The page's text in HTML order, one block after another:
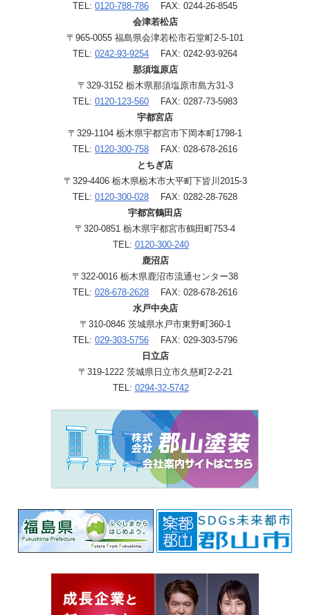
TEL: 0120-788-786 FAX: 0244-26-8545
会津若松店
〒965-0055 福島県会津若松市石堂町2-5-101
TEL: 0242-93-9254 FAX: 0242-93-9264
那須塩原店
〒329-3152 栃木県那須塩原市島方31-3
TEL: 0120-123-560 FAX: 0287-73-5983
宇都宮店
〒329-1104 栃木県宇都宮市下岡本町1798-1
TEL: 0120-300-758 FAX: 028-678-2616
とちぎ店
〒329-4406 栃木県栃木市大平町下皆川2015-3
TEL: 0120-300-028 FAX: 0282-28-7628
宇都宮鶴田店
〒320-0851 栃木県宇都宮市鶴田町753-4
TEL: 0120-300-240
鹿沼店
〒322-0016 栃木県鹿沼市流通センター38
TEL: 028-678-2628 FAX: 028-678-2616
水戸中央店
〒310-0846 茨城県水戸市東野町360-1
TEL: 029-303-5756 FAX: 029-303-5796
日立店
〒319-1222 茨城県日立市久慈町2-2-21
TEL: 0294-32-5742